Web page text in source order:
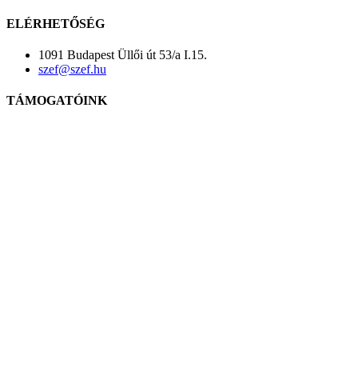
ELÉRHETŐSÉG
1091 Budapest Üllői út 53/a I.15.
szef@szef.hu
TÁMOGATÓINK